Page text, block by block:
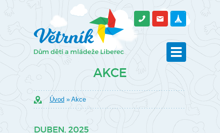
AKCE
Úvod » Akce
DUBEN, 2025